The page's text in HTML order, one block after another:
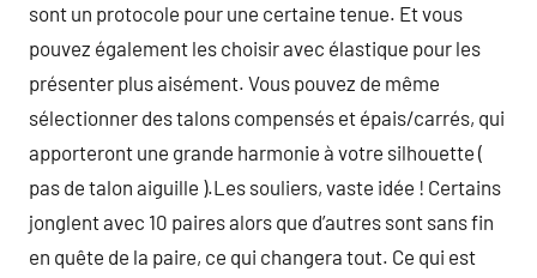
sont un protocole pour une certaine tenue. Et vous
pouvez également les choisir avec élastique pour les
présenter plus aisément. Vous pouvez de même
sélectionner des talons compensés et épais/carrés, qui
apporteront une grande harmonie à votre silhouette (
pas de talon aiguille ).Les souliers, vaste idée ! Certains
jonglent avec 10 paires alors que d’autres sont sans fin
en quête de la paire, ce qui changera tout. Ce qui est